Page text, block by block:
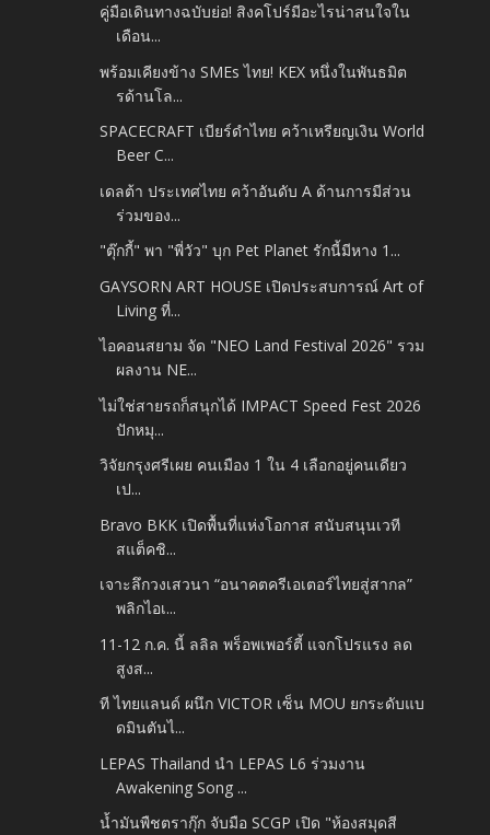
คู่มือเดินทางฉบับย่อ! สิงคโปร์มีอะไรน่าสนใจใน
เดือน...
พร้อมเคียงข้าง SMEs ไทย! KEX หนึ่งในพันธมิต
รด้านโล...
SPACECRAFT เบียร์ดำไทย คว้าเหรียญเงิน World
Beer C...
เดลต้า ประเทศไทย คว้าอันดับ A ด้านการมีส่วน
ร่วมของ...
"ตุ๊กกี้" พา "พี่วัว" บุก Pet Planet รักนี้มีหาง 1...
GAYSORN ART HOUSE เปิดประสบการณ์ Art of
Living ที่...
ไอคอนสยาม จัด "NEO Land Festival 2026" รวม
ผลงาน NE...
ไม่ใช่สายรถก็สนุกได้ IMPACT Speed Fest 2026
ปักหมุ...
วิจัยกรุงศรีเผย คนเมือง 1 ใน 4 เลือกอยู่คนเดียว
เป...
Bravo BKK เปิดพื้นที่แห่งโอกาส สนับสนุนเวที
สแต็คชิ...
เจาะลึกวงเสวนา “อนาคตครีเอเตอร์ไทยสู่สากล”
พลิกไอเ...
11-12 ก.ค. นี้ ลลิล พร็อพเพอร์ตี้ แจกโปรแรง ลด
สูงส...
ที ไทยแลนด์ ผนึก VICTOR เซ็น MOU ยกระดับแบ
ดมินตันไ...
LEPAS Thailand นำ LEPAS L6 ร่วมงาน
Awakening Song ...
น้ำมันพืชตรากุ๊ก จับมือ SCGP เปิด "ห้องสมุดสี